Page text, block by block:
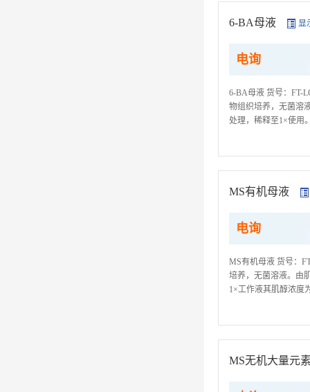
6-BA母液 显
电询
6-BA母液 货号：FT-
物组织培养，无菌溶
处理，稀释至1×使用
MS有机母液
电询
MS有机母液 货号：
培养，无菌溶液。由
1×工作液其肌醇浓度
MS无机大量元